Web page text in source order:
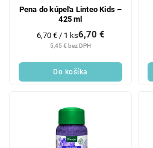
Pena do kúpeľa Linteo Kids –
425 ml
5,45 € bez DPH
6,70 €
Jednotková
cena:
6,70 € / 1 ks
Do košíka